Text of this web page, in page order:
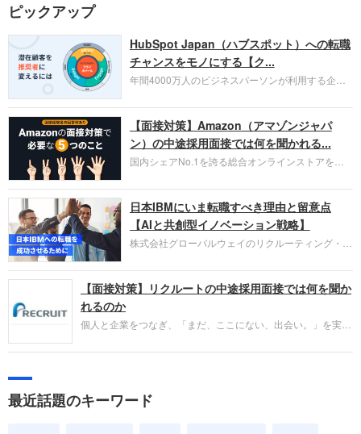
ピックアップ
HubSpot Japan（ハブスポット）への転職
チャンスをモノにする【ク...
年間4000万人のビジネスパーソンが利用する企業
お勧めするイチオシ企業をご紹介します。今回はク
ラウド型CRMプラットフォームを提供する
HubSpot Japan（ハブスポット・ジャパン）株式会
社です。採用面接対策の企業研究にご活用くださ
い。
【面接対策】Amazon（アマゾンジャパ
ン）の中途採用面接では何を聞かれる...
国内シェアNo.1を誇る総合オンラインストアを運
圧倒的な存在感を持つAmazon。中途採用面接では
過去の具体的な業務成果やリーダーシップの発揮、
失敗からの学びが重視され、人間性やカルチャーフ
ィットも評価対象となり、長期的に成長できる仲間
であるかを多角的に審査されます。
日本IBMにいま転職すべき理由と留意点
【AIと共創型イノベーション戦略】
株式会社グローバルウェイのリクルーティング・パ
パーソンが利用する企業口コミサイト「キャリコ
ネ」の転職エージェントがお勧めするイチオシ企業
IBMです。採用面接対策の企業研究にご活用くださ
い。
【面接対策】リクルートの中途採用面接では何を聞か
れるのか
個人と企業をつなぎ、「まだ、ここにない、出会い。」を実現
やこれまでの成果を具体的に問われるほか、「人間性」も評価
しょう。
最近話題のキーワード